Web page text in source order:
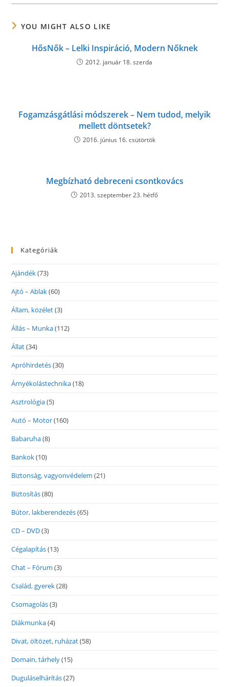
YOU MIGHT ALSO LIKE
HősNők – Lelki Inspiráció, Modern Nőknek
2012. január 18. szerda
Fogamzásgátlási módszerek – Nem tudod, melyik
mellett döntsetek?
2016. június 16. csütörtök
Megbízható debreceni csontkovács
2013. szeptember 23. hétfő
Kategóriák
Ajándék(73)
Ajtó – Ablak(60)
Állam, közélet(3)
Állás – Munka(112)
Állat(34)
Apróhirdetés(30)
Árnyékolástechnika(18)
Asztrológia(5)
Autó – Motor(160)
Babaruha(8)
Bankok(10)
Biztonság, vagyonvédelem (21)
Biztosítás(80)
Bútor, lakberendezés(65)
CD – DVD(3)
Cégalapítás(13)
Chat – Fórum (3)
Család, gyerek(28)
Csomagolás(3)
Diákmunka(4)
Divat, öltözet, ruházat(58)
Domain, tárhely(15)
Duguláselhárítás(27)